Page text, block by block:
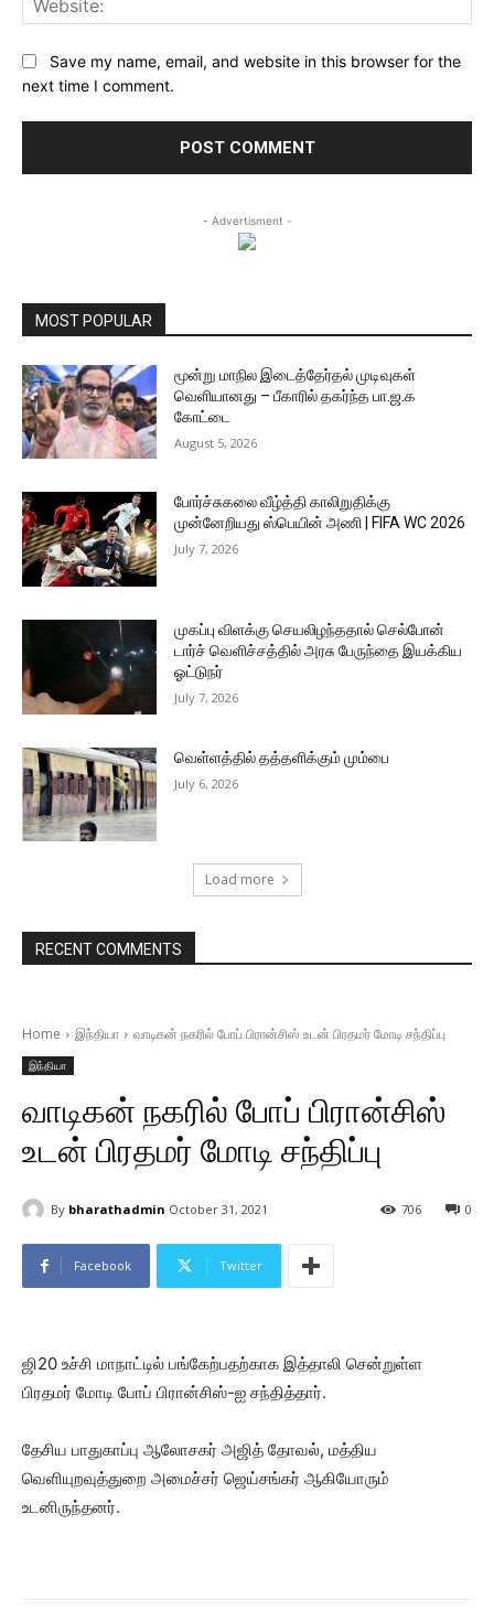
Save my name, email, and website in this browser for the
next time I comment.
- Advertisment -
MOST POPULAR
மூன்று மாநில இடைத்தேர்தல் முடிவுகள்
வெளியானது – பீகாரில் தகர்ந்த பா.ஜ.க
கோட்டை
August 5, 2026
போர்ச்சுகலை வீழ்த்தி காலிறுதிக்கு
முன்னேறியது ஸ்பெயின் அணி | FIFA WC 2026
July 7, 2026
முகப்பு விளக்கு செயலிழந்ததால் செல்போன்
டார்ச் வெளிச்சத்தில் அரசு பேருந்தை இயக்கிய
ஓட்டுநர்
July 7, 2026
வெள்ளத்தில் தத்தளிக்கும் மும்பை
July 6, 2026
Load more
RECENT COMMENTS